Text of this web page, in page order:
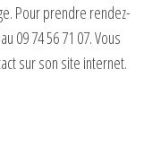
Pour prendre rendez-
09 74 56 71 07. Vous
sur son site internet.